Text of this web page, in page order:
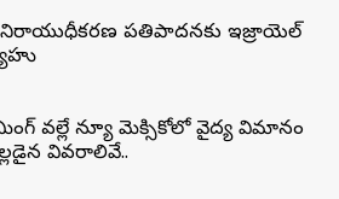
ప్రతిపాదనకు ఇజ్రాయెల్
వల్లే న్యూ మెక్సికోలో వైద్య విమానం
వివరాలివే..